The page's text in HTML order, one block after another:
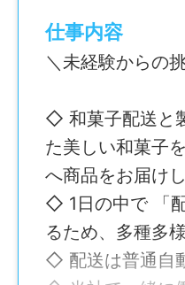
仕事内容
＼未経験からの
◇ 和菓子配送と
た美しい和菓子
へ商品をお届けし
◇ 1日の中で 「
るため、多種多
◇ 配送は普通自